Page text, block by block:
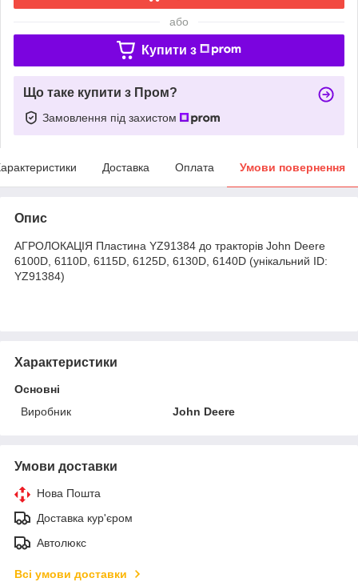
або
Купити з
Що таке купити з Пром?
Замовлення під захистом
Доставка Оплата Умови повернення
Опис
АГРОЛОКАЦІЯ Пластина YZ91384 до тракторів John Deere
6100D, 6110D, 6115D, 6125D, 6130D, 6140D (унікальний ID:
YZ91384)
Характеристики
Основні
Виробник
John Deere
Умови доставки
Нова Пошта
Доставка кур'єром
Автолюкс
Всі умови доставки